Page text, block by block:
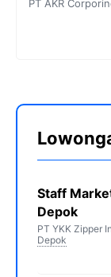
PT AKR
Staff
Depok
PT YKK Zipper
Depok